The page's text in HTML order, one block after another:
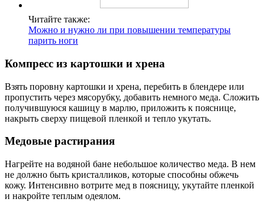
Читайте также:
Можно и нужно ли при повышении температуры
парить ноги
Компресс из картошки и хрена
Взять поровну картошки и хрена, перебить в блендере или
пропустить через мясорубку, добавить немного меда. Сложить
получившуюся кашицу в марлю, приложить к пояснице,
накрыть сверху пищевой пленкой и тепло укутать.
Медовые растирания
Нагрейте на водяной бане небольшое количество меда. В нем
не должно быть кристалликов, которые способны обжечь
кожу. Интенсивно вотрите мед в поясницу, укутайте пленкой
и накройте теплым одеялом.